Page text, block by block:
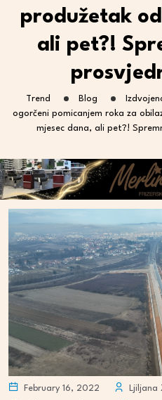
produžetak
ali pet?!
Trend Blog
ogorčeni pomicanjem roka za
mjesec dana, ali pet?!
February 16, 2022
Ljiljana